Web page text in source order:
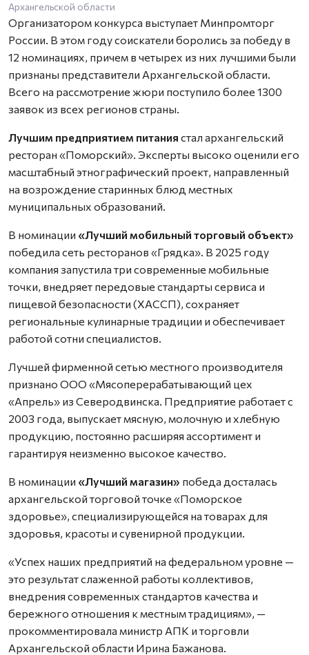
Архангельской области
Организатором конкурса выступает Минпромторг
России. В этом году соискатели боролись за победу в
12 номинациях, причем в четырех из них лучшими были
признаны представители Архангельской области.
Всего на рассмотрение жюри поступило более 1300
заявок из всех регионов страны.
Лучшим предприятием питания стал архангельский
ресторан «Поморский». Эксперты высоко оценили его
масштабный этнографический проект, направленный
на возрождение старинных блюд местных
муниципальных образований.
В номинации «Лучший мобильный торговый объект»
победила сеть ресторанов «Грядка». В 2025 году
компания запустила три современные мобильные
точки, внедряет передовые стандарты сервиса и
пищевой безопасности (ХАССП), сохраняет
региональные кулинарные традиции и обеспечивает
работой сотни специалистов.
Лучшей фирменной сетью местного производителя
признано ООО «Мясоперерабатывающий цех
«Апрель» из Северодвинска. Предприятие работает с
2003 года, выпускает мясную, молочную и хлебную
продукцию, постоянно расширяя ассортимент и
гарантируя неизменно высокое качество.
В номинации «Лучший магазин» победа досталась
архангельской торговой точке «Поморское
здоровье», специализирующейся на товарах для
здоровья, красоты и сувенирной продукции.
«Успех наших предприятий на федеральном уровне —
это результат слаженной работы коллективов,
внедрения современных стандартов качества и
бережного отношения к местным традициям», —
прокомментировала министр АПК и торговли
Архангельской области Ирина Бажанова.